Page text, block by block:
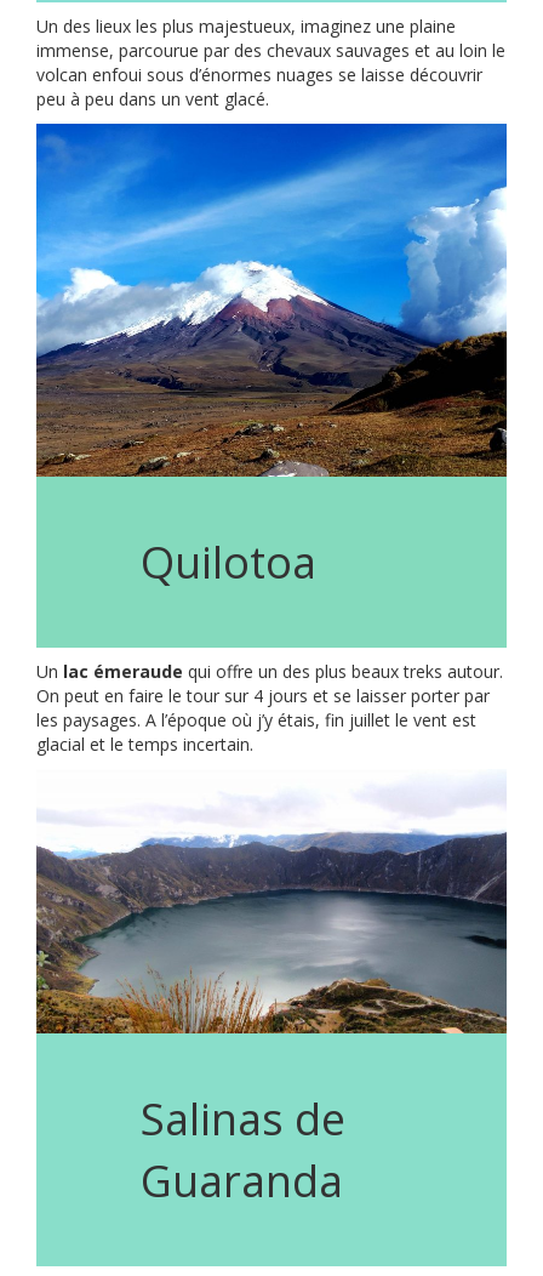
Un des lieux les plus majestueux, imaginez une plaine
immense, parcourue par des chevaux sauvages et au loin le
volcan enfoui sous d’énormes nuages se laisse découvrir
peu à peu dans un vent glacé.
Quilotoa
Un lac émeraude qui offre un des plus beaux treks autour.
On peut en faire le tour sur 4 jours et se laisser porter par
les paysages. A l’époque où j’y étais, fin juillet le vent est
glacial et le temps incertain.
Salinas de
Guaranda